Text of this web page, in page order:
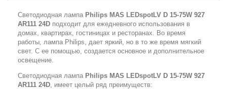
Светодиодная лампа Philips MAS LEDspotLV D 15-75W 927
AR111 24D подходит для ежедневного использования в
домах, квартирах, гостиницах и ресторанах. Во время
работы, лампа Philips, дает яркий, но в то же время мягкий
свет. С ее помощью, создается основное и дополнительное
освещение.
Светодиодная лампа Philips MAS LEDspotLV D 15-75W 927
AR111 24D, имеет целый ряд преимуществ: